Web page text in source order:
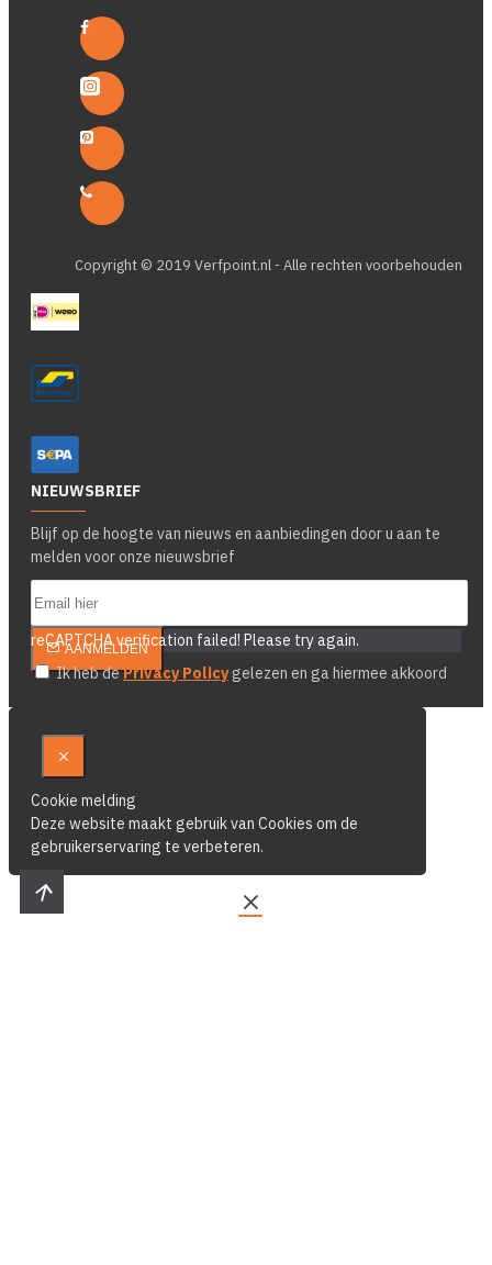
Copyright © 2019 Verfpoint.nl - Alle rechten voorbehouden
NIEUWSBRIEF
Blijf op de hoogte van nieuws en aanbiedingen door u aan te
melden voor onze nieuwsbrief
AANMELDEN
reCAPTCHA verification failed! Please try again.
Ik heb dePrivacy Policygelezen en ga hiermee akkoord
Cookie melding
Deze website maakt gebruik van Cookies om de
gebruikerservaring te verbeteren.